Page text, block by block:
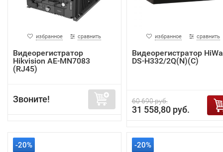
избранное сравнить
Видеорегистратор
Hikvision AE-MN7083
(RJ45)
Звоните!
избранное сравнить
Видеорегистратор
DS-H332/2Q(N)(C)
60 690 руб.
31 558,80 руб.
-20% -20%